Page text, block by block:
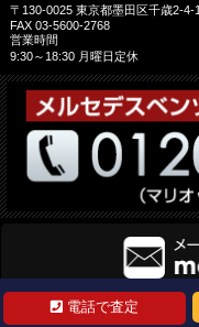
電話で査定
〒130-0025 東京都墨田区千歳2-4-
FAX 03-5600-2768
営業時間
9:30～18:30 月曜日定休
Copyright ©